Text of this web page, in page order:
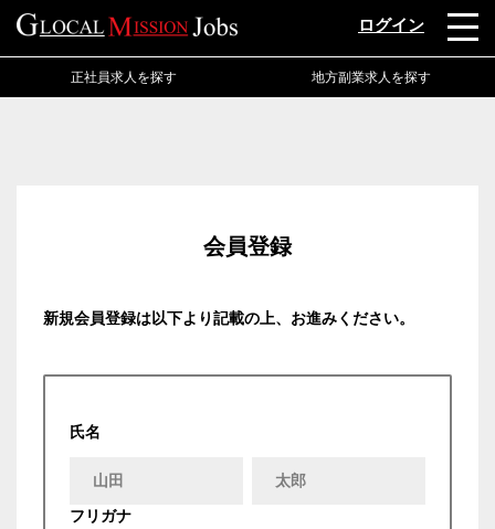
ログイン
正社員求人を探す 地方副業求人を探す
会員登録
新規会員登録は以下より記載の上、お進みください。
氏名
フリガナ